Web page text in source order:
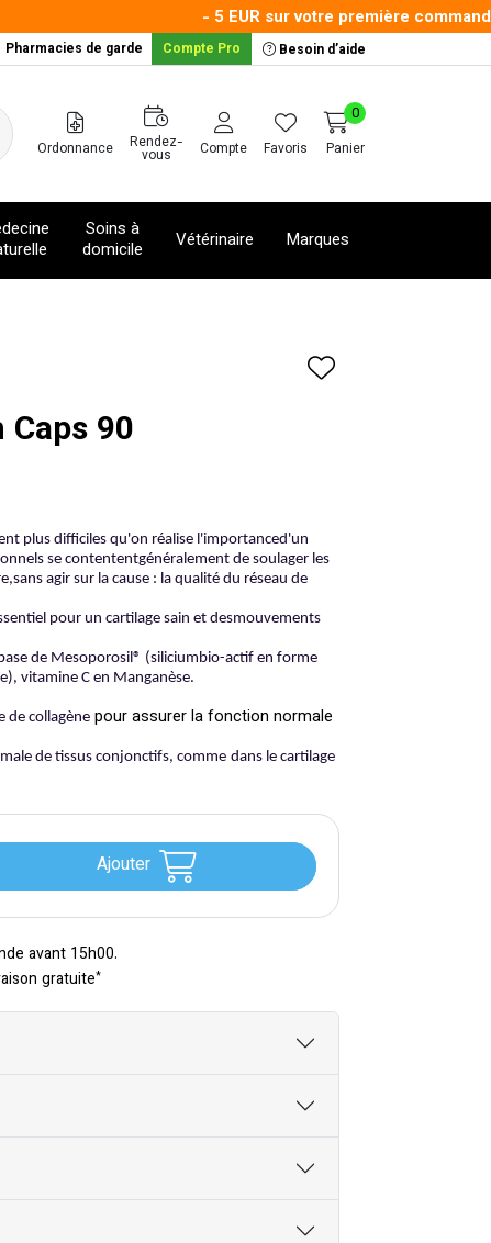
- 5 EUR sur votre première commande
Pharmacies de garde Compte Pro Besoin d’aide
Ordonnance Rendez-
vous Compte Favoris Panier
0
Soins à
domicile
Vétérinaire Marques
90
plus difficiles qu'on réalise l'importanced'un
se contententgénéralement de soulager les
agir sur la cause : la qualité du réseau de
pour un cartilage sain et desmouvements
de Mesoporosil® (siliciumbio-actif en forme
vitamine C en Manganèse.
de collagène pour assurer la fonction normale
de tissus conjonctifs, comme dans le cartilage
Ajouter
avant 15h00.
gratuite*